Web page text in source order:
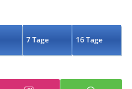
7 Tage 16 Tage